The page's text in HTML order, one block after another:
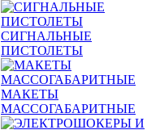
СИГНАЛЬНЫЕ
ПИСТОЛЕТЫ
МАКЕТЫ
МАССОГАБАРИТНЫЕ